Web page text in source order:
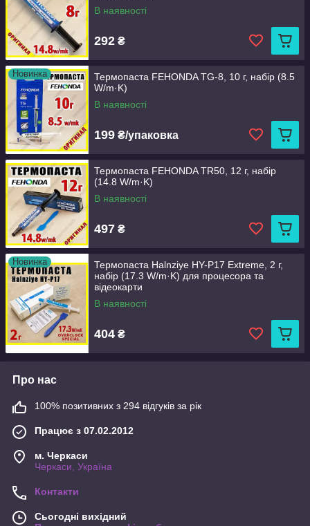
В наявності
292 ₴
Новинка
Термопаста FEHONDA TG-8, 10 г, набір (8.5
W/m·K)
В наявності
199 ₴/упаковка
Термопаста FEHONDA TR50, 12 г, набір
(14.8 W/m·K)
В наявності
497 ₴
Новинка
Термопаста Halnziye HY-P17 Extreme, 2 г,
набір (17.3 W/m·K) для процесора та
відеокарти
В наявності
404 ₴
Про нас
100% позитивних з 294 відгуків за рік
Працює з 07.02.2012
м. Черкаси
Черкаси, Україна
Контакти
Сьогодні вихідний